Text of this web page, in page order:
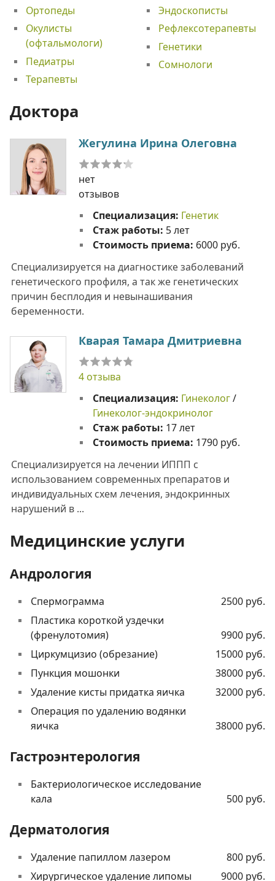
Ортопеды
Окулисты
(офтальмологи)
Педиатры
Терапевты
Эндоскописты
Рефлексотерапевты
Генетики
Сомнологи
Доктора
Жегулина Ирина Олеговна
нет
отзывов
Специализация: Генетик
Стаж работы: 5 лет
Стоимость приема: 6000 руб.
Специализируется на диагностике заболеваний
генетического профиля, а так же генетических
причин бесплодия и невынашивания
беременности.
Кварая Тамара Дмитриевна
4 отзыва
Специализация: Гинеколог/
Гинеколог-эндокринолог
Стаж работы: 17 лет
Стоимость приема: 1790 руб.
Специализируется на лечении ИППП с
использованием современных препаратов и
индивидуальных схем лечения, эндокринных
нарушений в ...
Медицинские услуги
Андрология
Спермограмма
2500 руб.
Пластика короткой уздечки
(френулотомия)
9900 руб.
Циркумцизио (обрезание)
15000 руб.
Пункция мошонки
38000 руб.
Удаление кисты придатка яичка
32000 руб.
Операция по удалению водянки
яичка
38000 руб.
Гастроэнтерология
Бактериологическое исследование
кала
500 руб.
Дерматология
Удаление папиллом лазером
800 руб.
Хирургическое удаление липомы
9000 руб.